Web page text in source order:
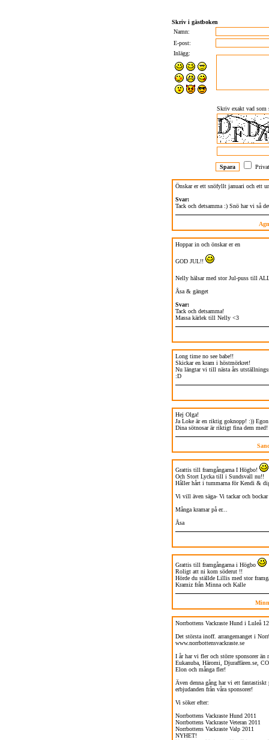
Skriv i gästboken
Namn:
E-post:
Inlägg:
Skriv exakt vad som
Önskar er ett snöfyllt januari och ett
Svar:
Tack och detsamma :) Snö har vi så
Hoppar in och önskar er en
GOD JUL!!
Nelly hälsar med stor Jul-puss till
Åsa & gänget
Svar:
Tack och detsamma!
Massa kärlek till Nelly <3
Long time no see babe!!
Skickar en kram i höstmörkret!
Nu längtar vi till nästa års
:D
Hej Olga!
Ja Loke är en riktig goknopp! :))
Dina sötnosar är riktigt fina dem med!
Grattis till framgångarna I Högbo!
Och Stort Lycka till i Sundsvall nu!!
Håller hårt i tummarna för Kendi &
Vi vill även säga- Vi tackar och
Många kramar på er...
Åsa
Grattis till framgångarna i Högbo
Roligt att ni kom söderut !!
Hörde du ställde Lillis med stor
Kramiz från Minna och Kalle
Norrbottens Vackraste Hund i Luleå
Det största inoff. arrangemanget i
www.norrbottensvackraste.se
I år har vi fler och större sponsorer än
Eukanuba, Häromi, Djuraffären.se,
Elon och många fler!
Även denna gång har vi ett
erbjudanden från våra sponsorer!
Vi söker efter:
Norrbottens Vackraste Hund 2011
Norrbottens Vackraste Veteran 2011
Norrbottens Vackraste Valp 2011
NYHET!